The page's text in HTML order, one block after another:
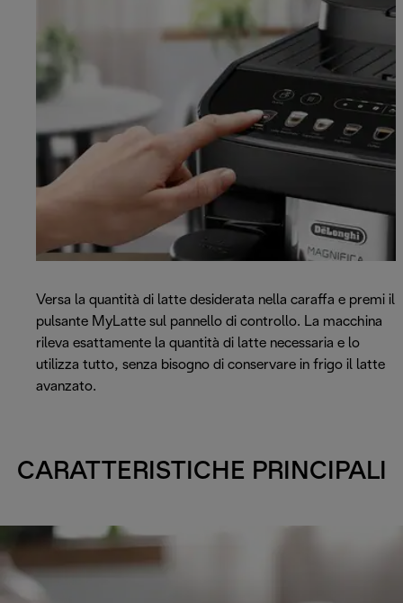
Versa la quantità di latte desiderata nella caraffa e premi il
pulsante MyLatte sul pannello di controllo. La macchina
rileva esattamente la quantità di latte necessaria e lo
utilizza tutto, senza bisogno di conservare in frigo il latte
avanzato.
CARATTERISTICHE PRINCIPALI